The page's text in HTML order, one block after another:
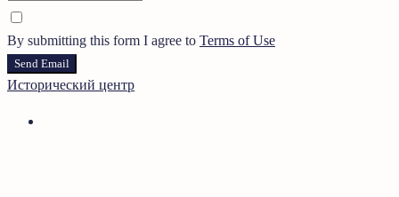
By submitting this form I agree to Terms of Use
Send Email
Исторический центр